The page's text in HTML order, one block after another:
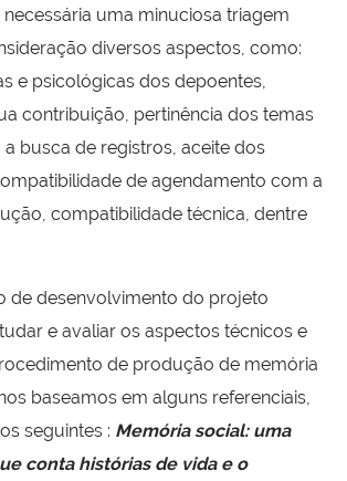
necessária uma minuciosa triagem
diversos aspectos, como:
e psicológicas dos depoentes,
contribuição, pertinência dos temas
busca de registros, aceite dos
de agendamento com a
compatibilidade técnica, dentre
de desenvolvimento do projeto
e avaliar os aspectos técnicos e
de produção de memória
baseamos em alguns referenciais,
seguintes : Memória social: uma
conta histórias de vida e o